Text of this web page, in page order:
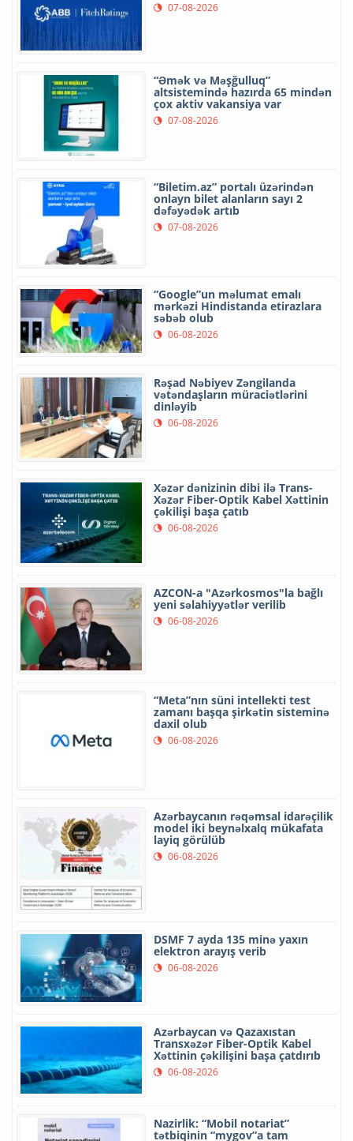
07-08-2026
“Əmək və Məşğulluq”
altsistemində hazırda 65 mindən
çox aktiv vakansiya var
07-08-2026
“Biletim.az” portalı üzərindən
onlayn bilet alanların sayı 2
dəfəyədək artıb
07-08-2026
“Google”un məlumat emalı
mərkəzi Hindistanda etirazlara
səbəb olub
06-08-2026
Rəşad Nəbiyev Zəngilanda
vətəndaşların müraciətlərini
dinləyib
06-08-2026
Xəzər dənizinin dibi ilə Trans-
Xəzər Fiber-Optik Kabel Xəttinin
çəkilişi başa çatıb
06-08-2026
AZCON-a "Azərkosmos"la bağlı
yeni səlahiyyətlər verilib
06-08-2026
“Meta”nın süni intellekti test
zamanı başqa şirkətin sisteminə
daxil olub
06-08-2026
Azərbaycanın rəqəmsal idarəçilik
model iki beynəlxalq mükafata
layiq görülüb
06-08-2026
DSMF 7 ayda 135 minə yaxın
elektron arayış verib
06-08-2026
Azərbaycan və Qazaxıstan
Transxəzər Fiber-Optik Kabel
Xəttinin çəkilişini başa çatdırıb
06-08-2026
Nazirlik: “Mobil notariat”
tətbiqinin “mygov”a tam